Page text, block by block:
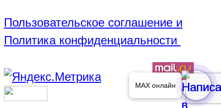
Пользовательское соглашение и
Политика конфиденциальности
MAX онлайн
MAX онлайн
MAX онлайн